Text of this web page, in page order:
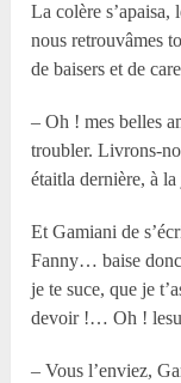
La colère s’apaisa,
nous retrouvâmes
de baisers et de
– Oh ! mes belles
troubler. Livrons-
étaitla dernière, à
Et Gamiani de
Fanny… baise
je te suce, que je
devoir !… Oh !
– Vous l’enviez,